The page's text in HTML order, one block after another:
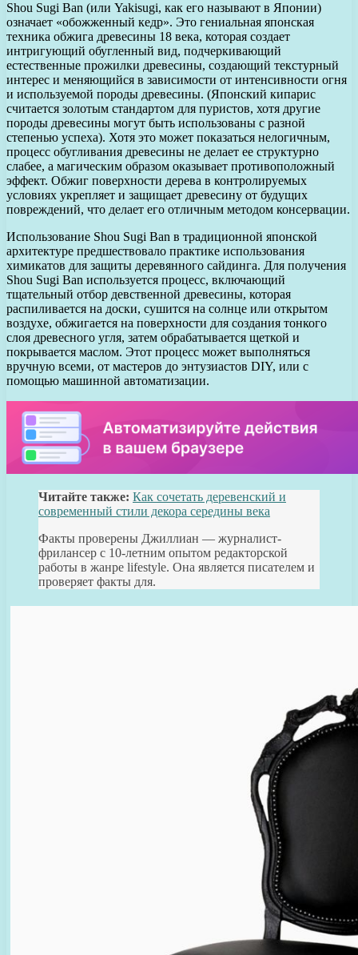
Shou Sugi Ban (или Yakisugi, как его называют в Японии)
означает «обожженный кедр». Это гениальная японская
техника обжига древесины 18 века, которая создает
интригующий обугленный вид, подчеркивающий
естественные прожилки древесины, создающий текстурный
интерес и меняющийся в зависимости от интенсивности огня
и используемой породы древесины. (Японский кипарис
считается золотым стандартом для пуристов, хотя другие
породы древесины могут быть использованы с разной
степенью успеха). Хотя это может показаться нелогичным,
процесс обугливания древесины не делает ее структурно
слабее, а магическим образом оказывает противоположный
эффект. Обжиг поверхности дерева в контролируемых
условиях укрепляет и защищает древесину от будущих
повреждений, что делает его отличным методом консервации.
Использование Shou Sugi Ban в традиционной японской
архитектуре предшествовало практике использования
химикатов для защиты деревянного сайдинга. Для получения
Shou Sugi Ban используется процесс, включающий
тщательный отбор девственной древесины, которая
распиливается на доски, сушится на солнце или открытом
воздухе, обжигается на поверхности для создания тонкого
слоя древесного угля, затем обрабатывается щеткой и
покрывается маслом. Этот процесс может выполняться
вручную всеми, от мастеров до энтузиастов DIY, или с
помощью машинной автоматизации.
Читайте также: Как сочетать деревенский и
современный стили декора середины века
Факты проверены Джиллиан — журналист-
фрилансер с 10-летним опытом редакторской
работы в жанре lifestyle. Она является писателем и
проверяет факты для.